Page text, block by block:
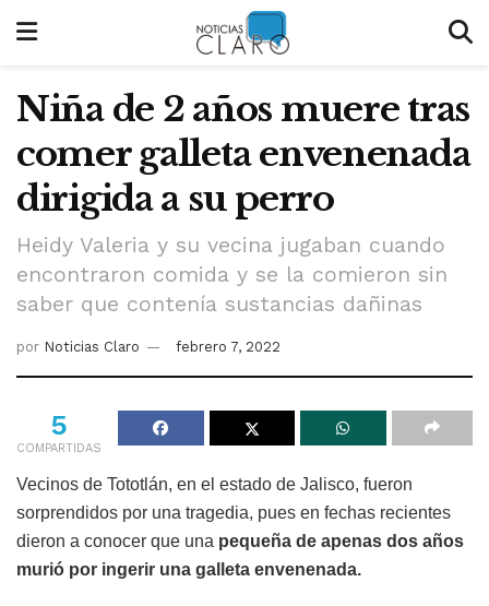
Niña de 2 años muere tras
comer galleta envenenada
dirigida a su perro
Heidy Valeria y su vecina jugaban cuando
encontraron comida y se la comieron sin
saber que contenía sustancias dañinas
por Noticias Claro febrero 7, 2022
5
COMPARTIDAS
Vecinos de Tototlán, en el estado de Jalisco, fueron
sorprendidos por una tragedia, pues en fechas recientes
dieron a conocer que una pequeña de apenas dos años
murió por ingerir una galleta envenenada.